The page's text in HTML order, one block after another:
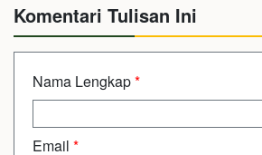
Komentari Tulisan Ini
Nama Lengkap*
Email *